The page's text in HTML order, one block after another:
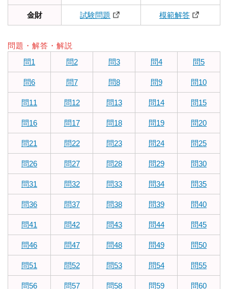
金財 試験問題 模範解答
問題・解答・解説
問1
問2 問3 問4 問5
問6 問7 問8 問9 問10
問11 問12 問13 問14 問15
問16 問17 問18 問19 問20
問21 問22 問23 問24 問25
問26 問27 問28 問29 問30
問31 問32 問33 問34 問35
問36 問37 問38 問39 問40
問41 問42 問43 問44 問45
問46 問47 問48 問49 問50
問51 問52 問53 問54 問55
問56 問57 問58 問59 問60